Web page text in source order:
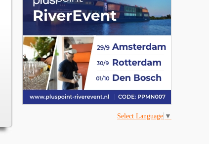
Select Language ▼